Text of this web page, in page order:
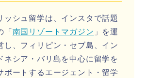
ッシュ留学は、インスタで話題
「 南国リゾートマガジン 」を運
し、フィリピン・セブ島、イン
ネシア・バリ島を中心に留学を
ポートするエージェント・留学